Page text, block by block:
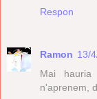
Respon
Ramon 13/
Mai
n'aprenem,